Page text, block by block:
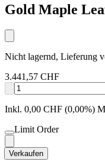
Gold Maple
Nicht lagernd, Lieferung
3.441,57 CHF
Inkl. 0,00 CHF (0,00%)
Limit Order
Verkaufen